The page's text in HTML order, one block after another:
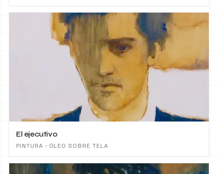
El ejecutivo
PINTURA · ÓLEO SOBRE TELA